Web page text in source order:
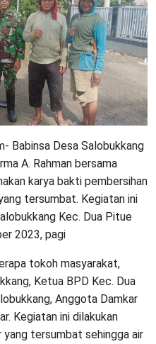
Babinsa Desa Salobukkang
A. Rahman bersama
karya bakti pembersihan
tersumbat. Kegiatan ini
Kec. Dua Pitue
2023, pagi
tokoh masyarakat,
Ketua BPD Kec. Dua
Anggota Damkar
Kegiatan ini dilakukan
yang tersumbat sehingga air